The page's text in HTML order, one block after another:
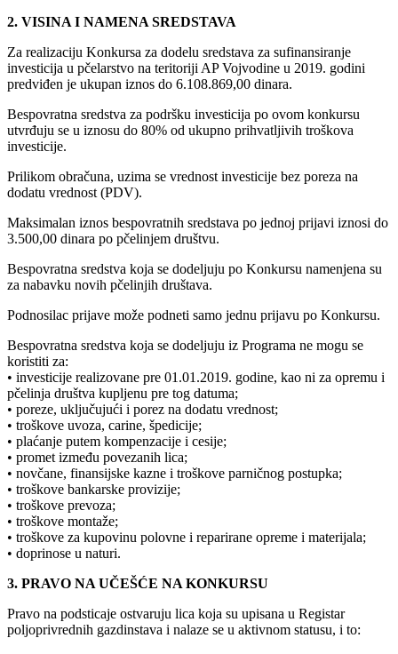
2. VISINA I NAMENA SREDSTAVA
Za realizaciju Konkursa za dodelu sredstava za sufinansiranje
investicija u pčelarstvo na teritoriji AP Vojvodine u 2019. godini
predviđen je ukupan iznos do 6.108.869,00 dinara.
Bespovratna sredstva za podršku investicija po ovom konkursu
utvrđuju se u iznosu do 80% od ukupno prihvatljivih troškova
investicije.
Prilikom obračuna, uzima se vrednost investicije bez poreza na
dodatu vrednost (PDV).
Maksimalan iznos bespovratnih sredstava po jednoj prijavi iznosi do
3.500,00 dinara po pčelinjem društvu.
Bespovratna sredstva koja se dodeljuju po Konkursu namenjena su
za nabavku novih pčelinjih društava.
Podnosilac prijave može podneti samo jednu prijavu po Konkursu.
Bespovratna sredstva koja se dodeljuju iz Programa ne mogu se
koristiti za:
• investicije realizovane pre 01.01.2019. godine, kao ni za opremu i
pčelinja društva kupljenu pre tog datuma;
• poreze, uključujući i porez na dodatu vrednost;
• troškove uvoza, carine, špedicije;
• plaćanje putem kompenzacije i cesije;
• promet između povezanih lica;
• novčane, finansijske kazne i troškove parničnog postupka;
• troškove bankarske provizije;
• troškove prevoza;
• troškove montaže;
• troškove za kupovinu polovne i reparirane opreme i materijala;
• doprinose u naturi.
3. PRAVO NA UČEŠĆE NA KONKURSU
Pravo na podsticaje ostvaruju lica koja su upisana u Registar
poljoprivrednih gazdinstava i nalaze se u aktivnom statusu, i to: